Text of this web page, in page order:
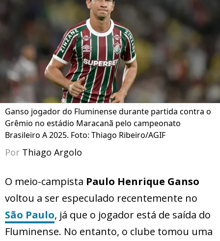
Ganso jogador do Fluminense durante partida contra o
Grêmio no estádio Maracanã pelo campeonato
Brasileiro A 2025. Foto: Thiago Ribeiro/AGIF
Por Thiago Argolo
O meio-campista Paulo Henrique Ganso
voltou a ser especulado recentemente no
São Paulo, já que o jogador está de saída do
Fluminense. No entanto, o clube tomou uma